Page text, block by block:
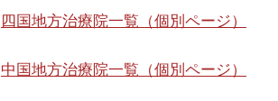
四国地方治療院一覧（個別ページ）
中国地方治療院一覧（個別ページ）